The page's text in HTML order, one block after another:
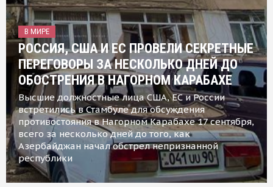
В МИРЕ
РОССИЯ, США И ЕС ПРОВЕЛИ СЕКРЕТНЫЕ
ПЕРЕГОВОРЫ ЗА НЕСКОЛЬКО ДНЕЙ ДО
ОБОСТРЕНИЯ В НАГОРНОМ КАРАБАХЕ
Высшие должностные лица США, ЕС и России
встретились в Стамбуле для обсуждения
противостояния в Нагорном Карабахе 17 сентября,
всего за несколько дней до того, как
Азербайджан начал обстрел непризнанной
республики